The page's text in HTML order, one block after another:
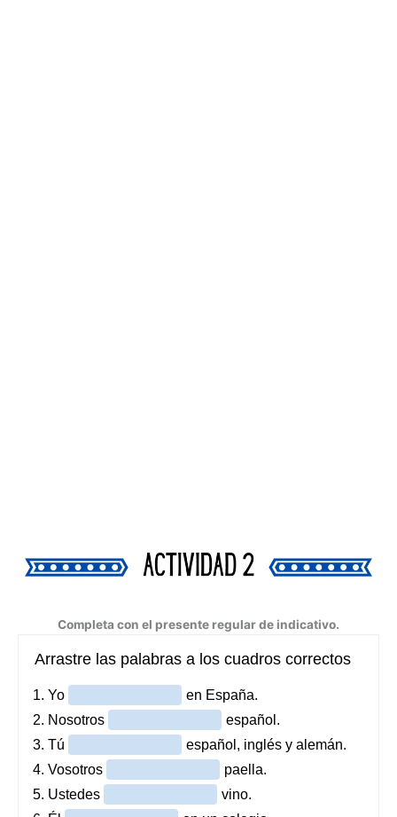
Completa con el presente regular de indicativo.